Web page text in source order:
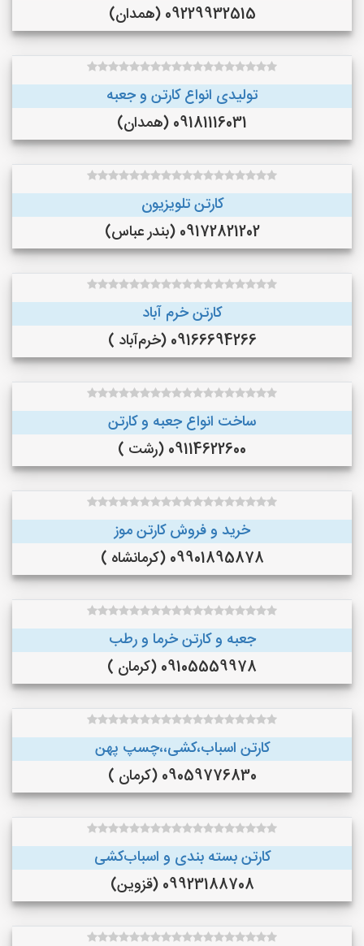
09229932515 (همدان)
تولیدی انواع کارتن و جعبه
09181116031 (همدان)
کارتن تلویزیون
09172821202 (بندر عباس)
کارتن خرم آباد
09166694266 (خرم‌آباد )
ساخت انواع جعبه و کارتن
09114622600 (رشت )
خرید و فروش کارتن موز
09901895878 (کرمانشاه )
جعبه و کارتن خرما و رطب
09105559978 (کرمان )
کارتن اسباب،کشی،،چسپ پهن
09059776830 (کرمان )
کارتن بسته بندی و اسباب‌کشی
09923188708 (قزوین)